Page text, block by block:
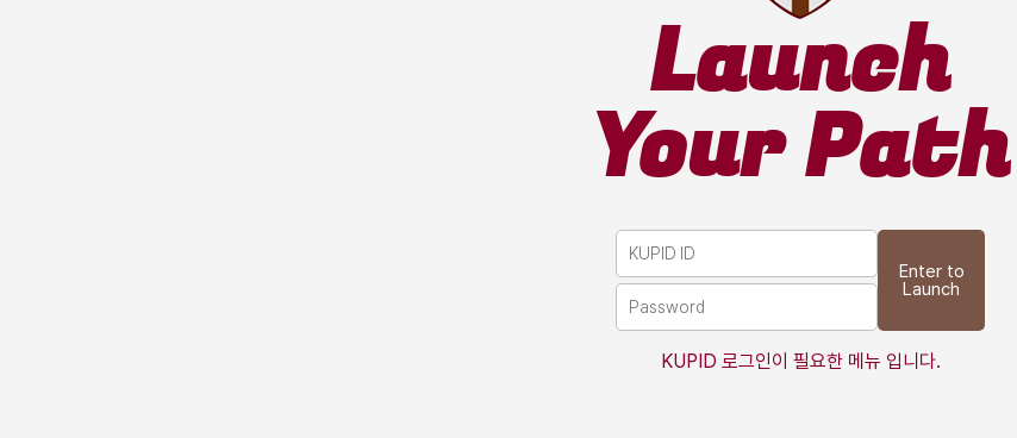
Launch
Your Path
Enter to
Launch
KUPID 로그인이 필요한 메뉴 입니다.